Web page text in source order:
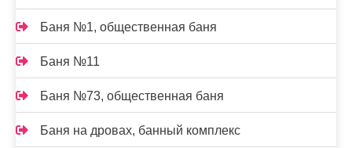
Баня №1, общественная баня
Баня №11
Баня №73, общественная баня
Баня на дровах, банный комплекс